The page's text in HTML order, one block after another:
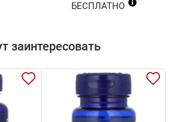
БЕСПЛАТНО
заинтересовать